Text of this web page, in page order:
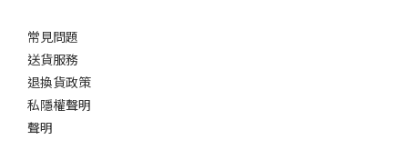
常見問題
送貨服務
退換貨政策
私隱權聲明
聲明